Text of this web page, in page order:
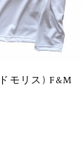
モリス) F&M